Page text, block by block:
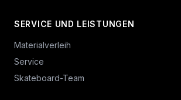
SERVICE UND LEISTUNGEN
Materialverleih
Service
Skateboard-Team